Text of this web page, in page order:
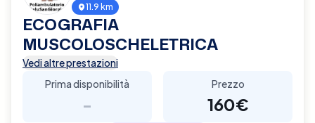
11.9 km
ECOGRAFIA
MUSCOLOSCHELETRICA
Vedi altre prestazioni
Prima disponibilità
-
Prezzo
160€